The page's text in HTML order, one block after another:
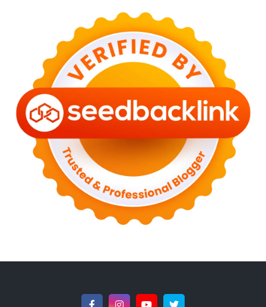
(6)
February 2023
(6)
January 2023 (13)
2022
December 2022 (6)
September 2022
►
August 2022(11)
►
July 2022 (7)
►June 2022
April 2022 (4)
March 2022(2)
February 2022
January 2022
(2)
(82)
December 2021(9)
(4)
►August 2021(2)